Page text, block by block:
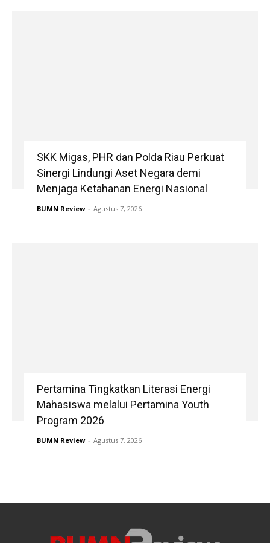
SKK Migas, PHR dan Polda Riau Perkuat
Sinergi Lindungi Aset Negara demi
Menjaga Ketahanan Energi Nasional
BUMN Review - Agustus 7, 2026
Pertamina Tingkatkan Literasi Energi
Mahasiswa melalui Pertamina Youth
Program 2026
BUMN Review - Agustus 7, 2026